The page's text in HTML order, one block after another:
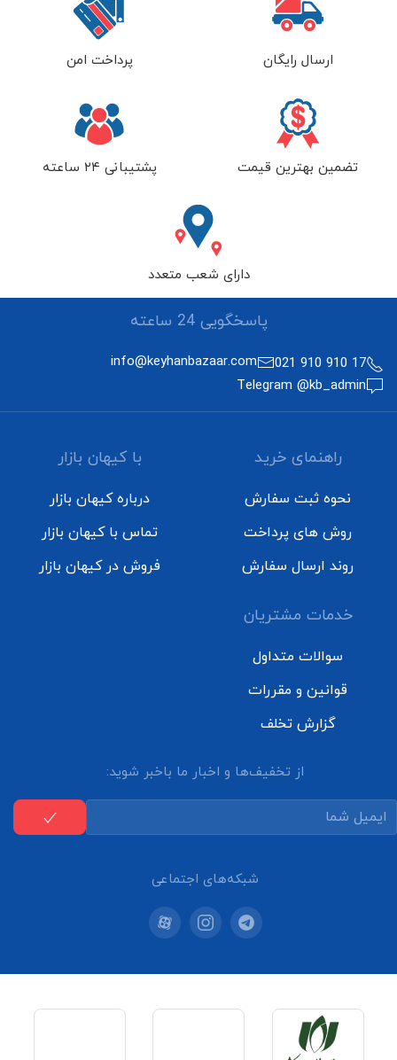
ارسال رایگان پرداخت امن
تضمین بهترین قیمت پشتیبانی ۲۴ ساعته
دارای شعب متعدد
پاسخگویی 24 ساعته
17 910 910 021
info@keyhanbazaar.com
Telegram @kb_admin
راهنمای خرید
نحوه ثبت سفارش
روش های پرداخت
روند ارسال سفارش
با کیهان بازار
درباره کیهان بازار
تماس با کیهان بازار
فروش در کیهان بازار
خدمات مشتریان
سوالات متداول
قوانین و مقررات
گزارش تخلف
از تخفیف‌ها و اخبار ما باخبر شوید:
شبکه‌های اجتماعی